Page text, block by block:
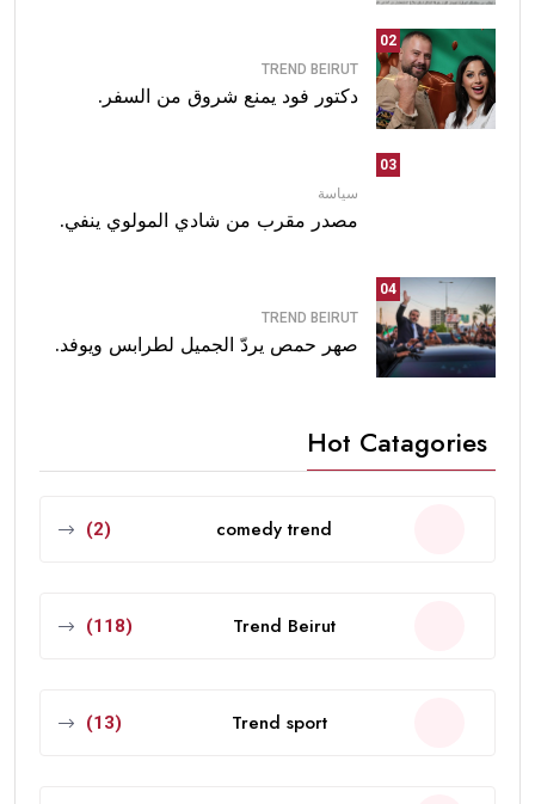
02
TREND BEIRUT
دكتور فود يمنع شروق من السفر.
03
سياسة
مصدر مقرب من شادي المولوي ينفي.
04
TREND BEIRUT
صهر حمص يردّ الجميل لطرابس ويوفد.
Hot Catagories
comedy trend
(2)
Trend Beirut
(118)
Trend sport
(13)